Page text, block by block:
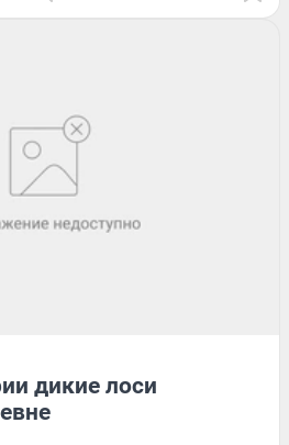
дикие лоси